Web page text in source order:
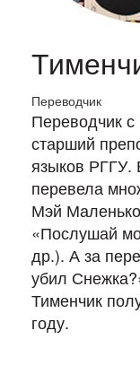
Переводчик
Переводчик с
старший
языков РГГУ.
перевела
Мэй
«Послушай
др.). А за
убил
Тименчик
году.